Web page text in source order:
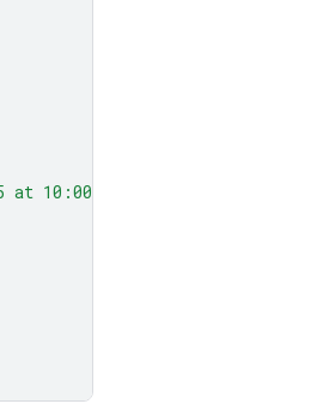
10:00 AM about Q3 planning."